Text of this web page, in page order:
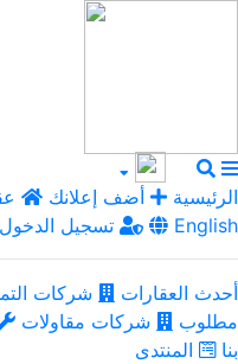
الرئيسية أضف إعلانك
تسجيل الدخول
English
أحدث العقارات شركات
مطلوب
شركات مقاولات
بنا
المنتدى